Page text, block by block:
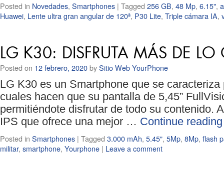
Posted in Novedades, Smartphones | Tagged 256 GB, 48 Mp, 6.15",
Huawei, Lente ultra gran angular de 120ª, P30 Lite, Triple cámara IA,
LG K30: DISFRUTA MÁS DE
Posted on 12 febrero, 2020bySitio Web YourPhone
LG K30 es un Smartphone que se
cuales hacen que su pantalla de 5,45”
permitiéndote disfrutar de todo su contenido.
IPS que ofrece una mejor … Continue
Posted in Smartphones | Tagged 3.000 mAh, 5.45", 5Mp, 8Mp, flash
militar, smartphone, Yourphone | Leave a comment